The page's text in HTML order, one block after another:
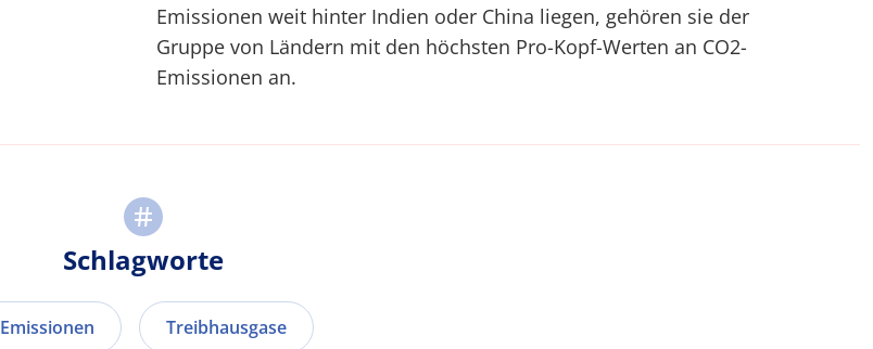
Emissionen weit hinter Indien oder China liegen, gehören sie der
Gruppe von Ländern mit den höchsten Pro-Kopf-Werten an CO2-
Emissionen an.
Schlagworte
Emissionen Treibhausgase